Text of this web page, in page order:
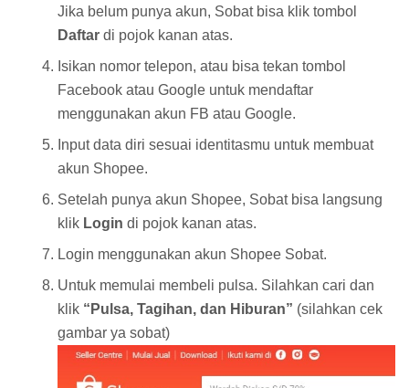
Jika belum punya akun, Sobat bisa klik tombol
Daftar di pojok kanan atas.
Isikan nomor telepon, atau bisa tekan tombol
Facebook atau Google untuk mendaftar
menggunakan akun FB atau Google.
Input data diri sesuai identitasmu untuk membuat
akun Shopee.
Setelah punya akun Shopee, Sobat bisa langsung
klik Login di pojok kanan atas.
Login menggunakan akun Shopee Sobat.
Untuk memulai membeli pulsa. Silahkan cari dan
klik “Pulsa, Tagihan, dan Hiburan” (silahkan cek
gambar ya sobat)